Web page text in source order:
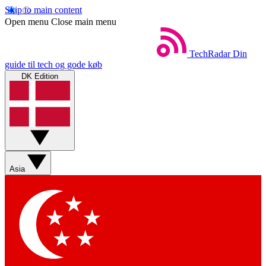
Skip to main content
Open menu Close main menu
TechRadar Din
guide til tech og gode køb
DK Edition
Asia